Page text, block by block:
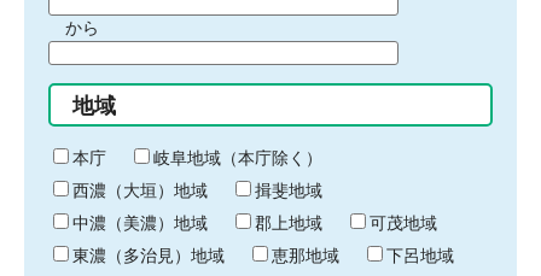
間
始
り
から
間
終
わ
り
地域
本庁
岐阜地域（本庁除く）
西濃（大垣）地域
揖斐地域
中濃（美濃）地域
郡上地域
可茂地域
東濃（多治見）地域
恵那地域
下呂地域